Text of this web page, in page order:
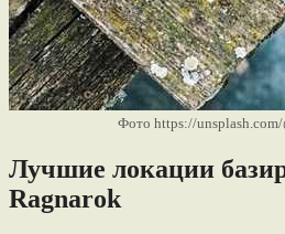
Фото https://unsplash.com/
Лучшие локации
Ragnarok